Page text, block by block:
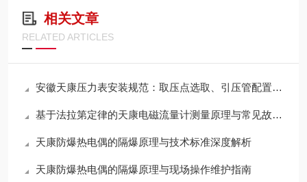
相关文章
RELATED ARTICLES
安徽天康压力表安装规范：取压点选取、引压管配置及蒸汽测量冷凝圈的设置
基于法拉第定律的天康电磁流量计测量原理与常见故障检修维护指南
天康防爆热电偶的隔爆原理与技术标准深度解析
天康防爆热电偶的隔爆原理与现场操作维护指南